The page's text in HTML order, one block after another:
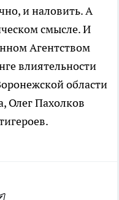
и наловить. А
смысле. И
Агентством
влиятельности
области
Олег Пахолков